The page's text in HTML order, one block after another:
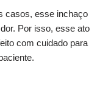
casos, esse inchaço
Por isso, esse ato
com cuidado para